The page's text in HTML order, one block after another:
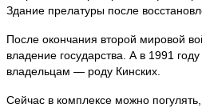
Здание прелатуры после
После окончания второй мировой
владение государства. А в 1991
владельцам — роду Кинских.
Сейчас в комплексе можно погулять,